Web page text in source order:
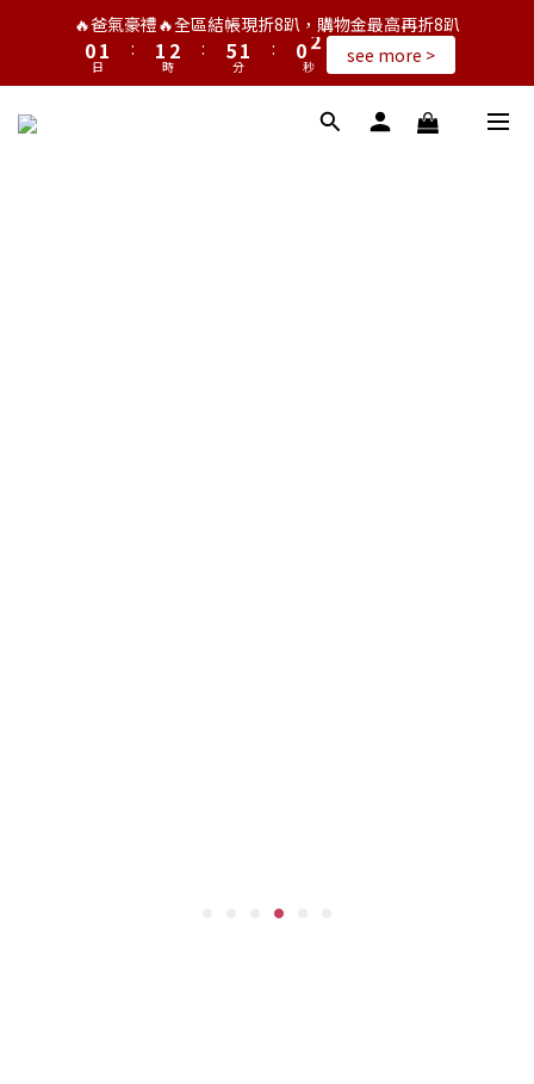
🔥爸氣豪禮🔥全區結帳現折8趴，購物金最高再折8趴
1
0
2
1
0
日
:
2
1
0
3
2
1
時
:
6
5
4
2
1
0
分
:
1
0
2
1
0
秒 see more >